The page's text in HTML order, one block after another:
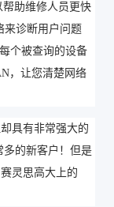
助维修人员更快
来诊断用户问题
个被查询的设备
，让您清楚网络
具有非常强大的
多的新客户！但是
灵思高大上的